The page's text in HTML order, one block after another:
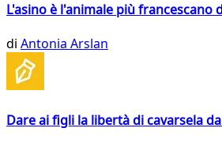
L'asino è l'animale più francescano
di Antonia Arslan
Dare ai figli la libertà di cavarsela